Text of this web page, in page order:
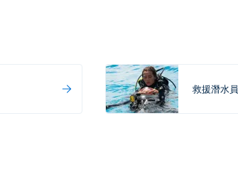
救援潛水員